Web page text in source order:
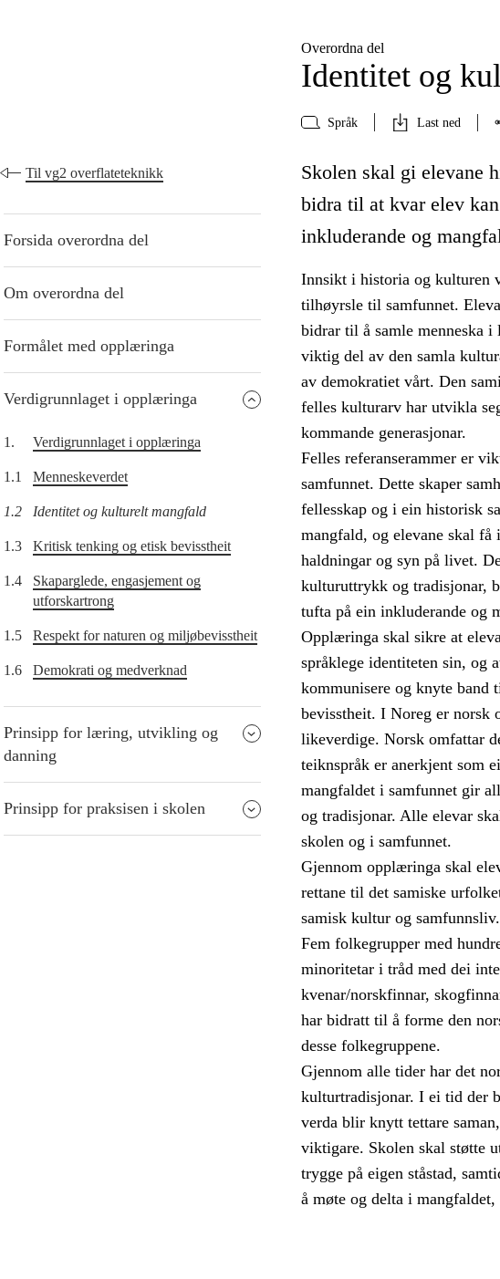
Overordna del
Identitet og
Språk Last ned
Til vg2 overflateteknikk
Forsida overordna del
Om overordna del
Formålet med opplæringa
Verdigrunnlaget i opplæringa
1. Verdigrunnlaget i opplæringa
1.1 Menneskeverdet
1.2 Identitet og kulturelt mangfald
1.3 Kritisk tenking og etisk bevisstheit
1.4
Skaparglede, engasjement og
utforskartrong
1.5 Respekt for naturen og miljøbevisstheit
1.6 Demokrati og medverknad
Prinsipp for læring, utvikling og
danning
Prinsipp for praksisen i skolen
Skolen skal gi elevane
bidra til at kvar elev
inkluderande og
Innsikt i historia og kulturen
tilhøyrsle til samfunnet.
bidrar til å samle menneska
viktig del av den samla
av demokratiet vårt. Den
felles kulturarv har utvikla
kommande generasjonar.
Felles referanserammer er
samfunnet. Dette skaper
fellesskap og i ein historisk
mangfald, og elevane skal
haldningar og syn på livet.
kulturuttrykk og tradisjonar,
tufta på ein inkluderande og
Opplæringa skal sikre at
språklege identiteten sin, og
kommunisere og knyte
bevisstheit. I Noreg er norsk
likeverdige. Norsk omfattar
teiknspråk er anerkjent som
mangfaldet i samfunnet gir
og tradisjonar. Alle elevar
skolen og i samfunnet.
Gjennom opplæringa skal
rettane til det samiske
samisk kultur og samfunnsliv.
Fem folkegrupper med
minoritetar i tråd med dei
kvenar/norskfinnar,
har bidratt til å forme den
desse folkegruppene.
Gjennom alle tider har det
kulturtradisjonar. I ei tid der
verda blir knytt tettare
viktigare. Skolen skal støtte
trygge på eigen ståstad,
å møte og delta i